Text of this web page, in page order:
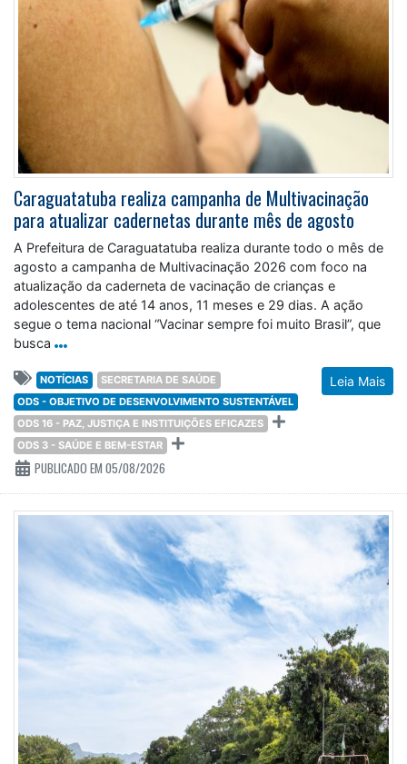
Caraguatatuba realiza campanha de Multivacinação
para atualizar cadernetas durante mês de agosto
A Prefeitura de Caraguatatuba realiza durante todo o mês de
agosto a campanha de Multivacinação 2026 com foco na
atualização da caderneta de vacinação de crianças e
adolescentes de até 14 anos, 11 meses e 29 dias. A ação
segue o tema nacional “Vacinar sempre foi muito Brasil”, que
busca
Leia Mais
NOTÍCIAS
SECRETARIA DE SAÚDE
ODS - OBJETIVO DE DESENVOLVIMENTO SUSTENTÁVEL
ODS 16 - PAZ, JUSTIÇA E INSTITUIÇÕES EFICAZES
ODS 3 - SAÚDE E BEM-ESTAR
PUBLICADO EM 05/08/2026